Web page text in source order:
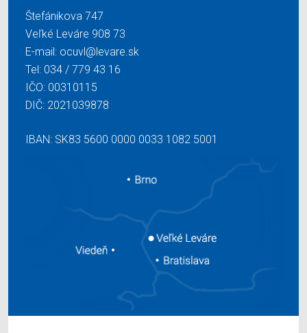
Štefánikova 747
Veľké Leváre 908 73
E-mail: ocuvl@levare.sk
Tel: 034 / 779 43 16
IČO: 00310115
DIČ: 2021039878
IBAN: SK83 5600 0000 0033 1082 5001